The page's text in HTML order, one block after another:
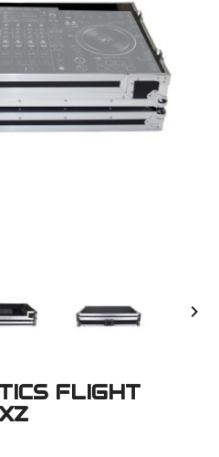

FLIGHT